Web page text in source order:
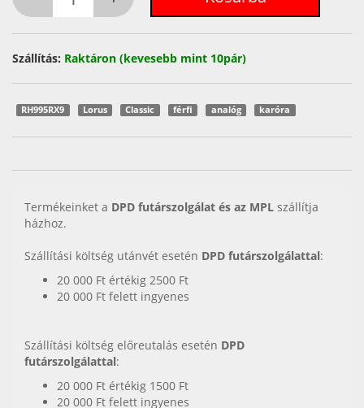
Szállítás: Raktáron (kevesebb mint 10pár)
RH995RX9 Lorus Classic férfi analóg karóra
Termékeinket a DPD futárszolgálat és az MPL szállítja
házhoz.
Szállítási költség utánvét esetén DPD futárszolgálattal:
20 000 Ft értékig 2500 Ft
20 000 Ft felett ingyenes
Szállítási költség előreutalás esetén DPD
futárszolgálattal:
20 000 Ft értékig 1500 Ft
20 000 Ft felett ingyenes